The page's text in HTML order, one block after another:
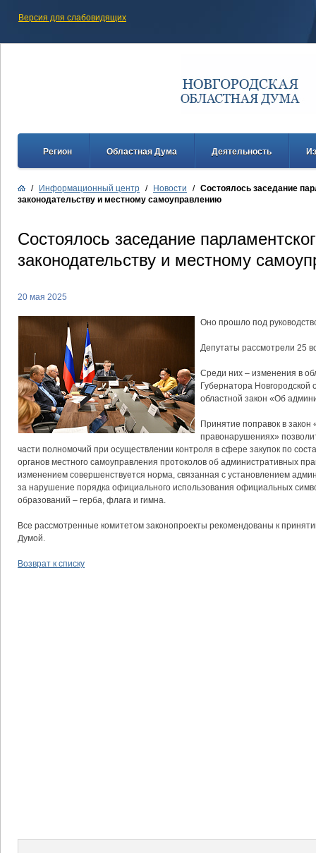
Версия для слабовидящих
Регион Областная Дума Деятельность
/ Информационный центр / Новости / Состоялось заседание
законодательству и местному самоуправлению
Состоялось заседание
законодательству и местному
20 мая 2025
Оно прошло под
Депутаты рассмотрели 25
Среди них – изменения в
Губернатора Новгородской
областной закон «Об
Принятие поправок в
правонарушениях»
части полномочий при осуществлении контроля в сфере закупок по
органов местного самоуправления протоколов об административных
изменением совершенствуется норма, связанная с установлением
за нарушение порядка официального использования официальных
образований – герба, флага и гимна.
Все рассмотренные комитетом законопроекты рекомендованы к
Думой.
Возврат к списку